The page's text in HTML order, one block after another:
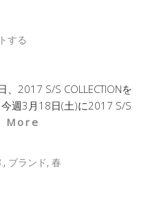
する
、2017 S/S COLLECTIONを
週3月18日(土)に2017 S/S
More
, ブランド, 春